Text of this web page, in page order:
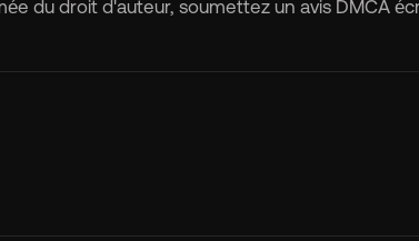
du droit d'auteur, soumettez un avis DMCA